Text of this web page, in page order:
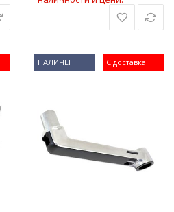
С доставка
НАЛИЧЕН